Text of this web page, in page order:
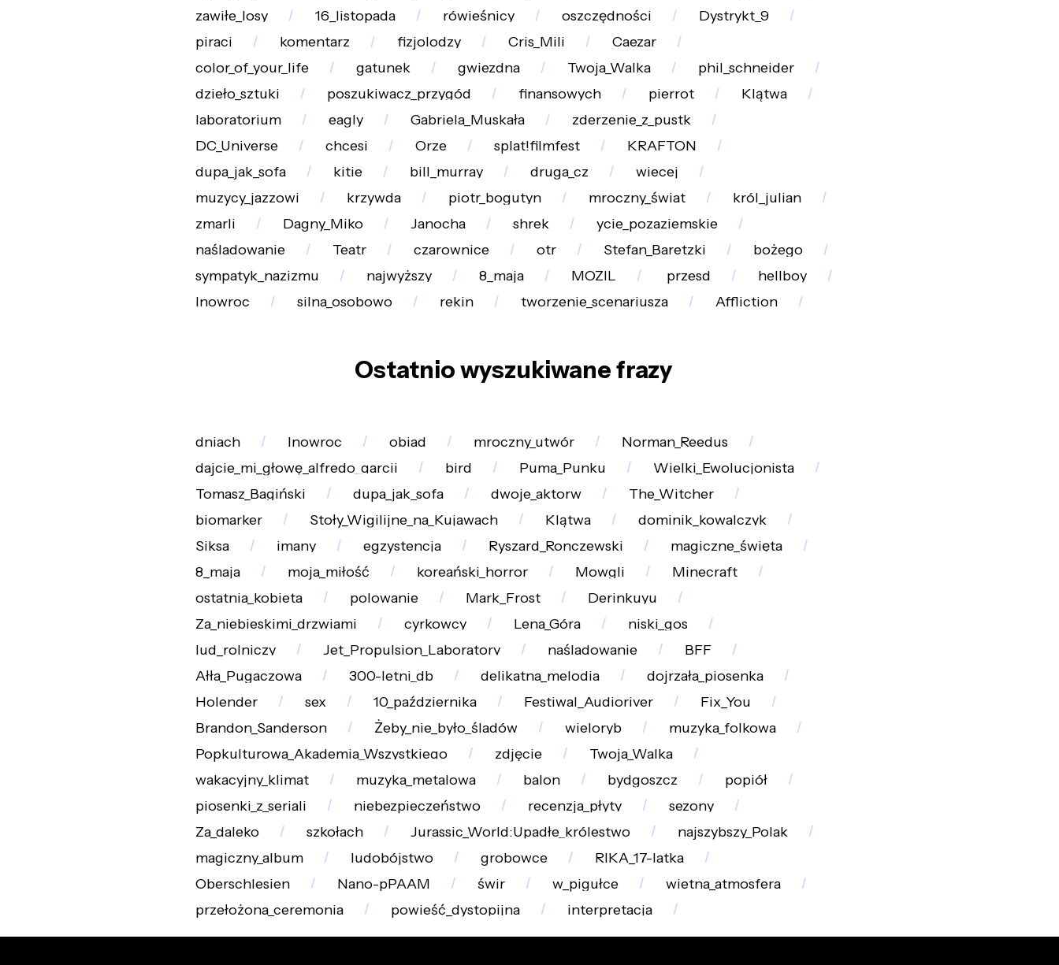
zawiłe_losy
16_listopada rówieśnicy oszczędności
Dystrykt_9
piraci
komentarz fizjolodzy Cris_Mili
Caezar
color_of_your_life
gatunek gwiezdna Twoja_Walka
phil_schneider
dzieło_sztuki
poszukiwacz_przygód finansowych pierrot
Klątwa
laboratorium
eagly Gabriela_Muskała
zderzenie_z_pustk
DC_Universe
chcesi Orze splat!filmfest
KRAFTON
dupa_jak_sofa
kitie bill_murray druga_cz
wiecej
muzycy_jazzowi
krzywda piotr_bogutyn mroczny_świat
król_julian
zmarli
Dagny_Miko Janocha shrek
ycie_pozaziemskie
naśladowanie
Teatr czarownice otr Stefan_Baretzki
bożego
sympatyk_nazizmu
najwyższy 8_maja MOZIL przesd
hellboy
Inowroc
silna_osobowo rekin tworzenie_scenariusza Affliction
Ostatnio wyszukiwane frazy
dniach Inowroc obiad mroczny_utwór
Norman_Reedus
dajcie_mi_głowę_alfredo_garcii
bird Puma_Punku
Wielki_Ewolucjonista
Tomasz_Bagiński
dupa_jak_sofa dwoje_aktorw
The_Witcher
biomarker
Stoły_Wigilijne_na_Kujawach Klątwa
dominik_kowalczyk
Siksa
imany egzystencja Ryszard_Ronczewski
magiczne_święta
8_maja
moja_miłość koreański_horror Mowgli
Minecraft
ostatnia_kobieta
polowanie Mark_Frost
Derinkuyu
Za_niebieskimi_drzwiami
cyrkowcy Lena_Góra
niski_gos
lud_rolniczy
Jet_Propulsion_Laboratory naśladowanie
BFF
Ałła_Pugaczowa
300-letni_db delikatna_melodia
dojrzała_piosenka
Holender
sex 10_października Festiwal_Audioriver
Fix_You
Brandon_Sanderson
Żeby_nie_było_śladów wieloryb
muzyka_folkowa
Popkulturowa_Akademia_Wszystkiego
zdjęcie
Twoja_Walka
wakacyjny_klimat
muzyka_metalowa balon bydgoszcz
popiół
piosenki_z_seriali
niebezpieczeństwo recenzja_płyty
sezony
Za_daleko
szkołach Jurassic_World:Upadłe_królestwo
najszybszy_Polak
magiczny_album
ludobójstwo grobowce
RIKA_17-latka
Oberschlesien
Nano-pPAAM świr w_pigułce
wietna_atmosfera
przełożona_ceremonia
powieść_dystopijna interpretacja